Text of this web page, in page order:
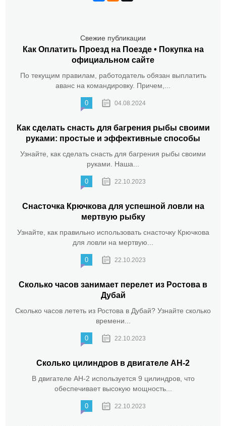
Свежие публикации
Как Оплатить Проезд на Поезде • Покупка на
официальном сайте
По текущим правилам, работодатель обязан выплатить
аванс на командировку. Причем,...
0 04.08.2024
Как сделать снасть для багрения рыбы своими
руками: простые и эффективные способы
Узнайте, как сделать снасть для багрения рыбы своими
руками. Наша...
0 22.10.2023
Снасточка Крючкова для успешной ловли на
мертвую рыбку
Узнайте, как правильно использовать снасточку Крючкова
для ловли на мертвую...
0 22.10.2023
Сколько часов занимает перелет из Ростова в
Дубай
Сколько часов лететь из Ростова в Дубай? Узнайте сколько
времени...
0 22.10.2023
Сколько цилиндров в двигателе АН-2
В двигателе АН-2 используется 9 цилиндров, что
обеспечивает высокую мощность...
0 22.10.2023